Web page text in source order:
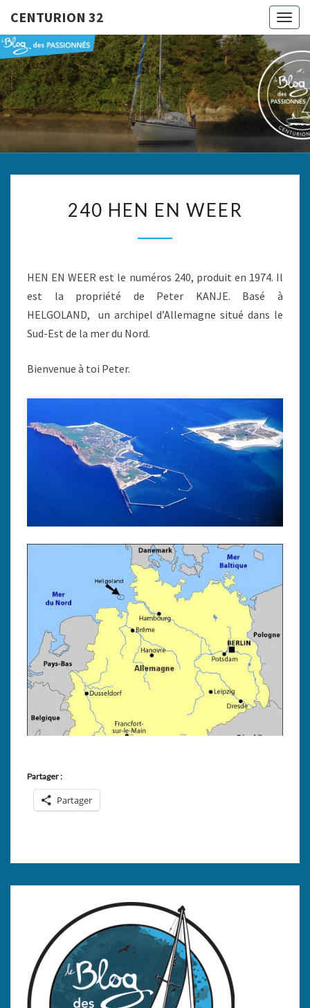
CENTURION 32
32
Le Blog
Des
Passionnés
HEN
240 HEN EN WEER
HEN EN WEER est le numéros 240, produit en 1974. Il
est la propriété de Peter KANJE. Basé à
HELGOLAND, un archipel d’Allemagne situé dans le
Sud-Est de la mer du Nord.
Bienvenue à toi Peter.
Partager :
Partager